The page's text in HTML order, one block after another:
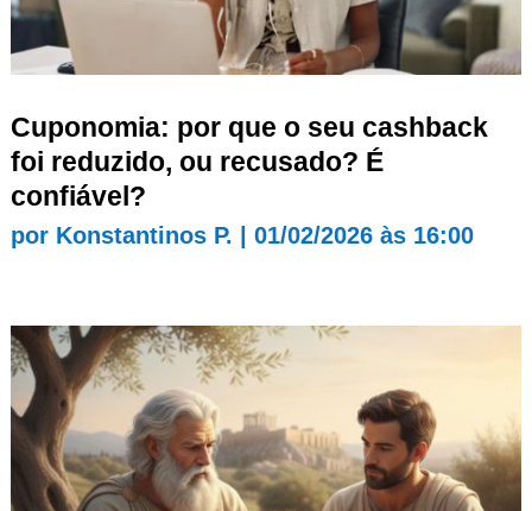
Cuponomia: por que o seu cashback
foi reduzido, ou recusado? É
confiável?
por Konstantinos P. 01/02/2026 às 16:00